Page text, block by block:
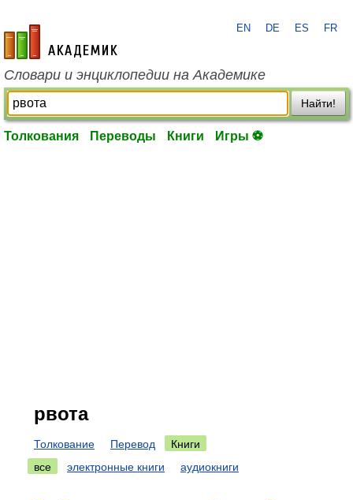
academic.ru
EN DE ES FR
Словари и энциклопедии на Академике
Найти!
Толкования Переводы Книги Игры ⚽
рвота
Толкование Перевод
Книги
все
электронные книги аудиокниги